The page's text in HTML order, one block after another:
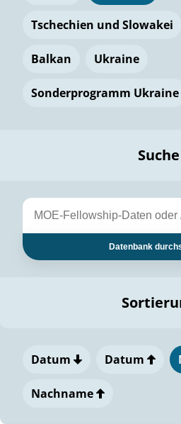
Tschechien und Slowakei
Balkan Ukraine
Sonderprogramm Ukraine
Suche
Datenbank
Datum Datum
Nachname